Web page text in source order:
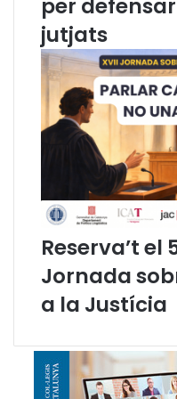
per
jutjats
Reserva’t el
Jornada
a la Justícia